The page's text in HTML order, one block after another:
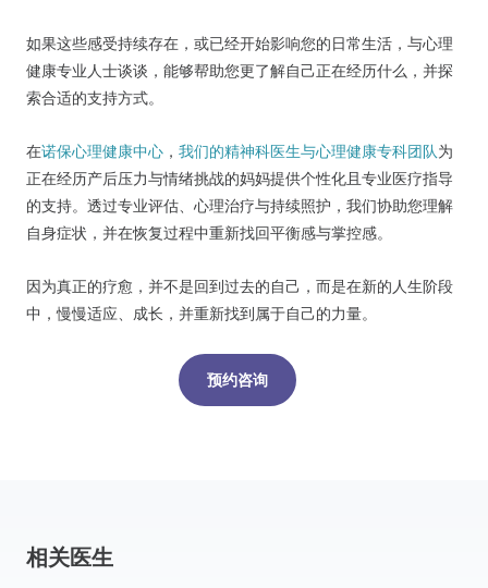
如果这些感受持续存在，或已经开始影响您的日常生活，与心理
健康专业人士谈谈，能够帮助您更了解自己正在经历什么，并探
索合适的支持方式。
在诺保心理健康中心 ， 我们的精神科医生与心理健康专科团队为
正在经历产后压力与情绪挑战的妈妈提供个性化且专业医疗指导
的支持。透过专业评估、心理治疗与持续照护，我们协助您理解
自身症状，并在恢复过程中重新找回平衡感与掌控感。
因为真正的疗愈，并不是回到过去的自己，而是在新的人生阶段
中，慢慢适应、成长，并重新找到属于自己的力量。
预约咨询
相关医生